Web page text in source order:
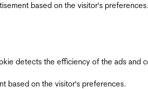
based on the visitor's preferences.
detects the efficiency of the ads and
based on the visitor's preferences.